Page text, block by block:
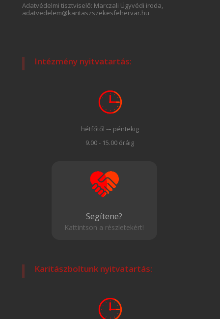
Adatvédelmi tisztviselő: Marczali Ügyvédi iroda,
adatvedelem@karitaszszekesfehervar.hu
Intézmény nyitvatartás:
hétfőtől -– péntekig
9.00 - 15.00 óráig
Segítene?
Kattintson a részletekért!
Karitászboltunk nyitvatartás: